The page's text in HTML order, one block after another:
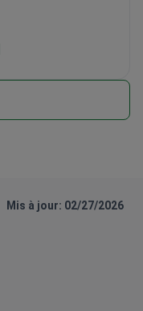
Mis à jour: 02/27/2026